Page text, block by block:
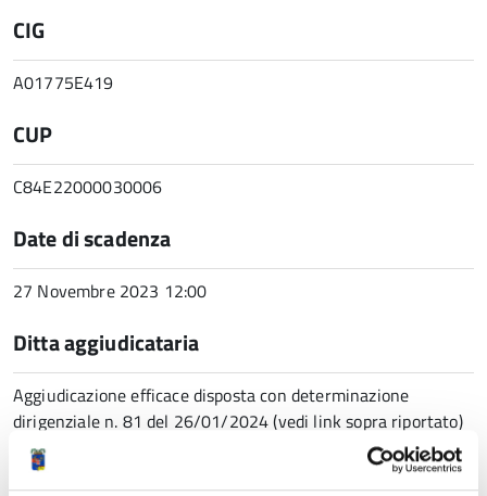
CIG
A01775E419
CUP
C84E22000030006
Date di scadenza
27 Novembre 2023 12:00
Ditta aggiudicataria
Aggiudicazione efficace disposta con determinazione
dirigenziale n. 81 del 26/01/2024 (vedi link sopra riportato)
a favore del costituendo RTP, composto da CCDP SOCIETA'
COOPERATIVA (mandataria), con sede legale in Via